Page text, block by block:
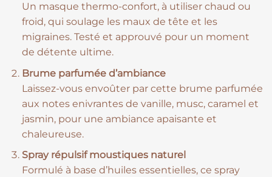
Un masque thermo-confort, à utiliser chaud ou
froid, qui soulage les maux de tête et les
migraines. Testé et approuvé pour un moment
de détente ultime.
Brume parfumée d’ambiance
Laissez-vous envoûter par cette brume parfumée
aux notes enivrantes de vanille, musc, caramel et
jasmin, pour une ambiance apaisante et
chaleureuse.
Spray répulsif moustiques naturel
Formulé à base d’huiles essentielles, ce spray